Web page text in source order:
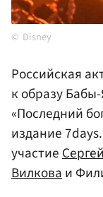
Disney
Российская
к образу
«Последний
издание
участие
Вилковаи